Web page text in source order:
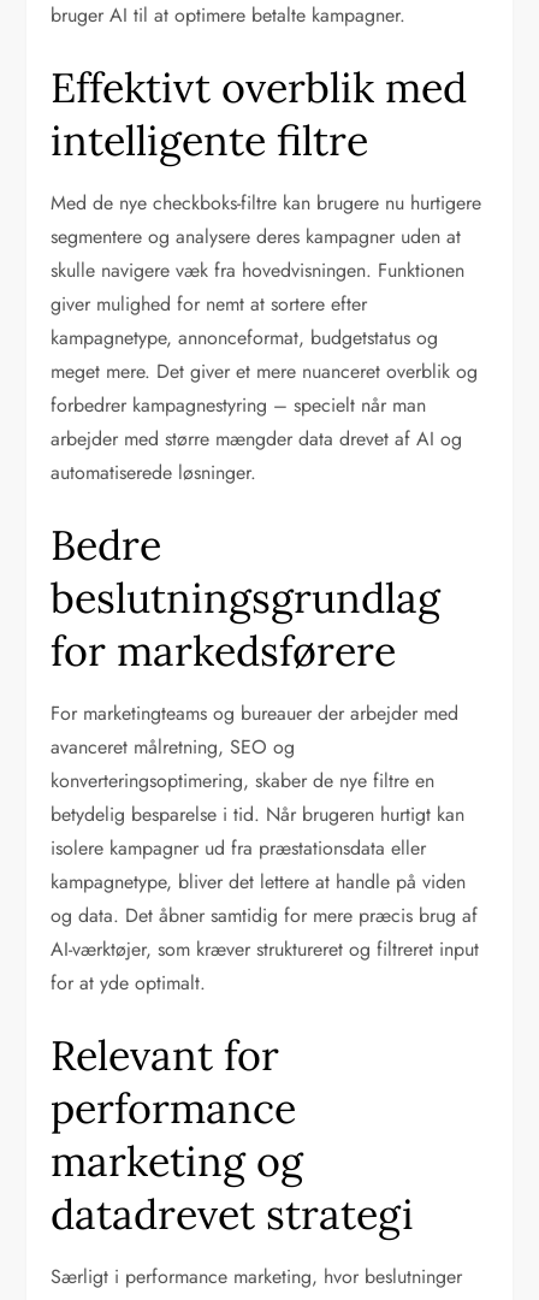
bruger AI til at optimere betalte kampagner.
Effektivt overblik med
intelligente filtre
Med de nye checkboks-filtre kan brugere nu hurtigere
segmentere og analysere deres kampagner uden at
skulle navigere væk fra hovedvisningen. Funktionen
giver mulighed for nemt at sortere efter
kampagnetype, annonceformat, budgetstatus og
meget mere. Det giver et mere nuanceret overblik og
forbedrer kampagnestyring – specielt når man
arbejder med større mængder data drevet af AI og
automatiserede løsninger.
Bedre
beslutningsgrundlag
for markedsførere
For marketingteams og bureauer der arbejder med
avanceret målretning, SEO og
konverteringsoptimering, skaber de nye filtre en
betydelig besparelse i tid. Når brugeren hurtigt kan
isolere kampagner ud fra præstationsdata eller
kampagnetype, bliver det lettere at handle på viden
og data. Det åbner samtidig for mere præcis brug af
AI-værktøjer, som kræver struktureret og filtreret input
for at yde optimalt.
Relevant for
performance
marketing og
datadrevet strategi
Særligt i performance marketing, hvor beslutninger